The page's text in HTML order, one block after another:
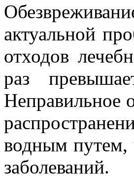
актуальной
отходов
раз
Неправильное
водным путем,
заболеваний.